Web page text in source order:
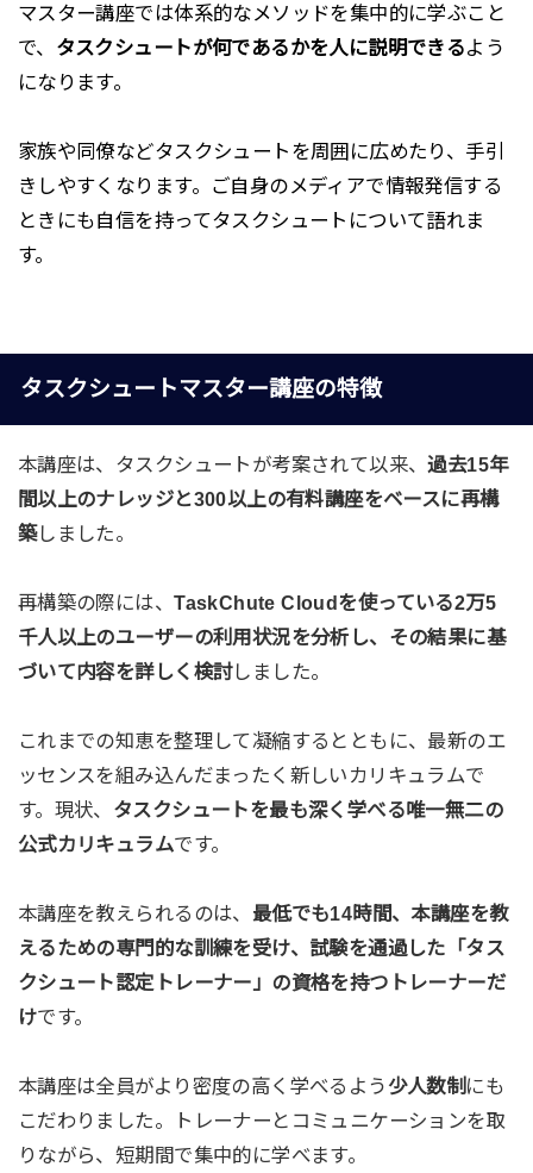
マスター講座では体系的なメソッドを集中的に学ぶこと
で、 タスクシュートが何であるかを人に説明できるよう
になります。
家族や同僚などタスクシュートを周囲に広めたり、手引
きしやすくなります。ご自身のメディアで情報発信する
ときにも自信を持ってタスクシュートについて語れま
す。
タスクシュートマスター講座の特徴
本講座は、タスクシュートが考案されて以来、過去15年
間以上のナレッジと300以上の有料講座をベースに再構
築しました。
再構築の際には、TaskChute Cloudを使っている2万5
千人以上のユーザーの利用状況を分析し、その結果に基
づいて内容を詳しく検討しました。
これまでの知恵を整理して凝縮するとともに、最新のエ
ッセンスを組み込んだまったく新しいカリキュラムで
す。現状、 タスクシュートを最も深く学べる唯一無二の
公式カリキュラムです。
本講座を教えられるのは、 最低でも14時間、本講座を教
えるための専門的な訓練を受け、試験を通過した「タス
クシュート認定トレーナー」の資格を持つトレーナーだ
けです。
本講座は全員がより密度の高く学べるよう 少人数制 にも
こだわりました。トレーナーとコミュニケーションを取
りながら、短期間で集中的に学べます。